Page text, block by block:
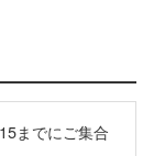
までにご集合